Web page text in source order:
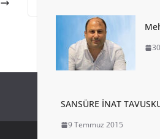
SANSÜRE İNAT
9 Temmuz 2015